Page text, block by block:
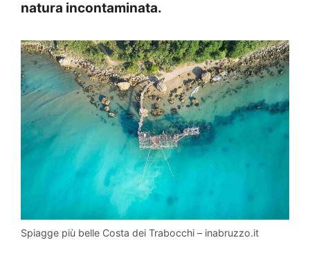
natura incontaminata.
Spiagge più belle Costa dei Trabocchi – inabruzzo.it